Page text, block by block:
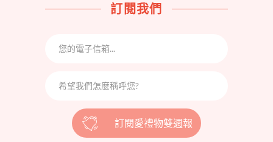
訂閱我們
訂閱愛禮物雙週報